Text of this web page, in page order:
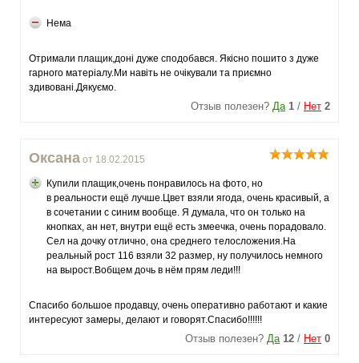
Нема
Отримали плащик,доні дуже сподобався. Якісно пошито з дуже
гарного матеріалу.Ми навіть не очікували та приємно
здивовані.Дякуємо.
Отзыв полезен? Да 1 / Нет 2
Оксана от 18.02.2015
Купили плащик,очень понравилось на фото, но
в реальности ещё лучше.Цвет взяли ягода, очень красивый, а
в сочетании с синим вообще. Я думала, что он только на
кнопках, ан нет, внутри ещё есть змеечка, очень порадовало.
Сел на дочку отлично, она среднего телосложения.На
реальный рост 116 взяли 32 размер, ну получилось немного
на вырост.Вобщем дочь в нём прям леди!!!
Спасибо большое продавцу, очень оперативно работают и какие
интересуют замеры, делают и говорят.Спасибо!!!!!!
Отзыв полезен? Да 12 / Нет 0